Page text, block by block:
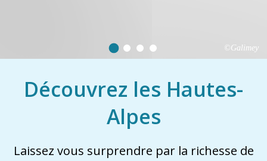
©Galimey
Découvrez les Hautes-
Alpes
Laissez vous surprendre par la richesse de